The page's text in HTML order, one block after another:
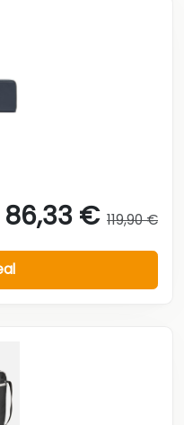
86,33 € 119,90 €